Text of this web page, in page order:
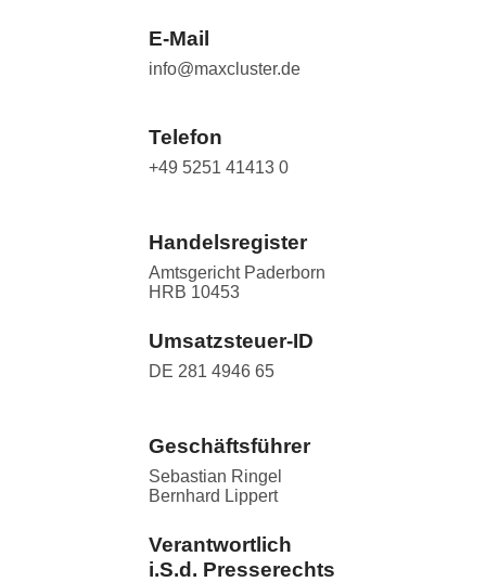
E-Mail
info@maxcluster.de
Telefon
+49 5251 41413 0
Handelsregister
Amtsgericht Paderborn
HRB 10453
Umsatzsteuer-ID
DE 281 4946 65
Geschäftsführer
Sebastian Ringel
Bernhard Lippert
Verantwortlich
i.S.d. Presserechts